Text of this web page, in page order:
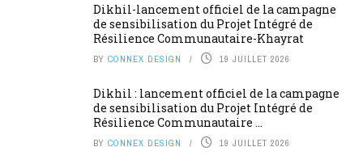
Dikhil-lancement officiel de la campagne
de sensibilisation du Projet Intégré de
Résilience Communautaire-Khayrat
BY CONNEX DESIGN 19 JUILLET 2026
Dikhil : lancement officiel de la campagne
de sensibilisation du Projet Intégré de
Résilience Communautaire ...
BY CONNEX DESIGN 19 JUILLET 2026